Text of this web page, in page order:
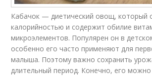
Кабачок — диетический овощ, который
калорийностью и содержит обилие
микроэлементов. Популярен он в
особенно его часто применяют для
малыша. Поэтому важно сохранить
длительный период. Конечно, его можно